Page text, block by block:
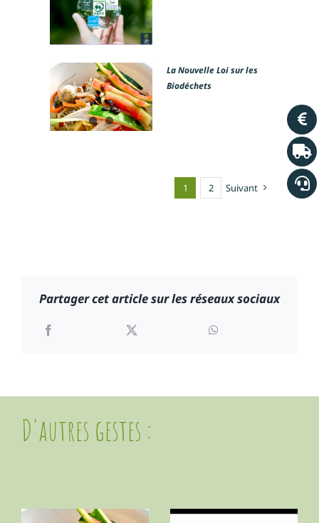
La Nouvelle Loi sur les
Biodéchets
1 2 Suivant
Partager cet article sur les réseaux sociaux
D'autres gestes :